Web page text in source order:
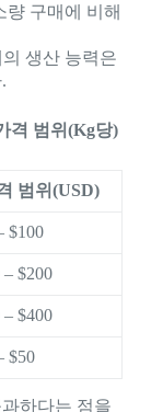
구매에 비해
생산 능력은
격 범위(Kg당)
범위(USD)
$100
– $200
– $400
$50
하다는 점을